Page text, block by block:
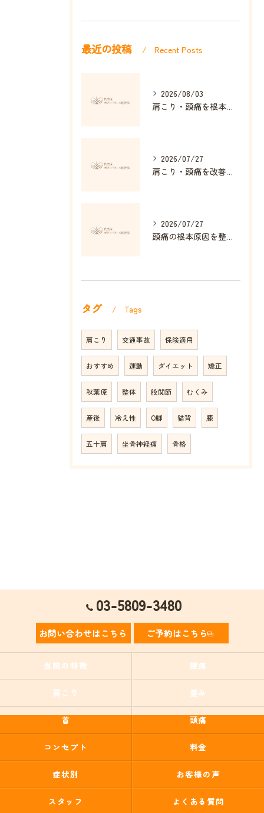
最近の投稿 Recent Posts
2026/08/03
肩こり・頭痛を根本改善する整体の秘訣
2026/07/27
肩こり・頭痛を改善する姿勢矯正の効果とは
2026/07/27
頭痛の根本原因を整体で解消する方法
タグ Tags
肩こり 交通事故 保険適用
おすすめ 運動 ダイエット 矯正
秋葉原 整体 股関節 むくみ
産後 冷え性 O脚 猫背 膝
五十肩 坐骨神経痛 骨格
03-5809-3480
お問い合わせはこちら ご予約はこちら
当院の特徴 腰痛
肩こり 歪み
首 頭痛
コンセプト 料金
症状別 お客様の声
スタッフ よくある質問